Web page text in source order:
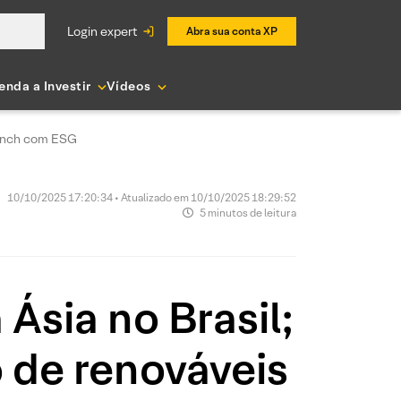
login expert Abra sua conta XP
a Investir Vídeos
com ESG
10/10/2025 17:20:34 • Atualizado em 10/10/2025 18:29:52
5 minutos de leitura
no Brasil;
renováveis